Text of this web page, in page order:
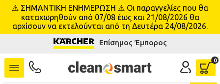
menu
⚠ ΣΗΜΑΝΤΙΚΗ ΕΝΗΜΕΡΩΣΗ ⚠ Οι παραγγελίες που θα
καταχωρηθούν από 07/08 έως και 21/08/2026 θα
αρχίσουν να εκτελούνται από τη Δευτέρα 24/08/2026.
Επίσημος Έμπορος